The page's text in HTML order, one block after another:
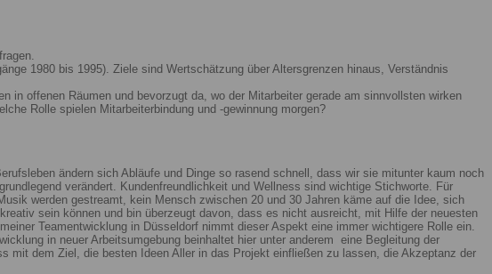
1980 bis 1995). Ziele sind Wertschätzung über Altersgrenzen hinaus, Verständnis
in offenen Räumen und bevorzugt da, wo der Mitarbeiter gerade am sinnvollsten wirken
Rolle spielen Mitarbeiterbindung und -gewinnung morgen?
ändern sich Abläufe und Dinge so rasend schnell, dass wir sie mitunter kaum noch
verändert. Kundenfreundlichkeit und Wellness sind wichtige Stichworte. Für
werden gestreamt, kein Mensch zwischen 20 und 30 Jahren käme auf die Idee, sich
sein können und bin überzeugt davon, dass es nicht ausreicht, mit Hilfe der neuesten
Teamentwicklung in Düsseldorf nimmt dieser Aspekt eine immer wichtigere Rolle ein.
in neuer Arbeitsumgebung beinhaltet hier unter anderem eine Begleitung der
mit dem Ziel, die besten Ideen Aller in das Projekt einfließen zu lassen, die Akzeptanz der